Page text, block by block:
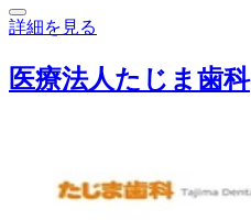
詳細を見る
医療法人たじま歯科